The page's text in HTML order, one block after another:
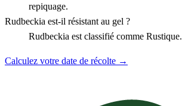
repiquage.
Rudbeckia est-il résistant au gel ?
Rudbeckia est classifié comme Rustique.
Calculez votre date de récolte →